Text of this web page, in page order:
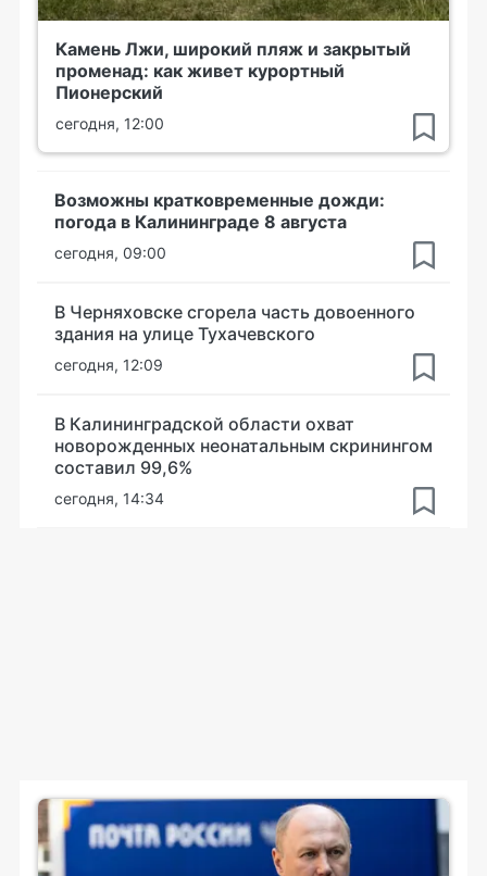
Камень Лжи, широкий пляж и закрытый
променад: как живет курортный
Пионерский
сегодня, 12:00
Возможны кратковременные дожди:
погода в Калининграде 8 августа
сегодня, 09:00
В Черняховске сгорела часть довоенного
здания на улице Тухачевского
сегодня, 12:09
В Калининградской области охват
новорожденных неонатальным скринингом
составил 99,6%
сегодня, 14:34